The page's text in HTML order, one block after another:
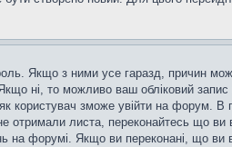
Якщо з ними усе гаразд, причин
ні, то можливо ваш обліковий
користувач зможе увійти на форум.
листа, переконайтесь що
на форумі. Якщо ви переконані, що